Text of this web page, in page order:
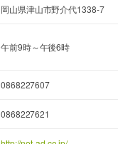
岡山県津山市野介代1338-7
午前9時～午後6時
0868227607
0868227621